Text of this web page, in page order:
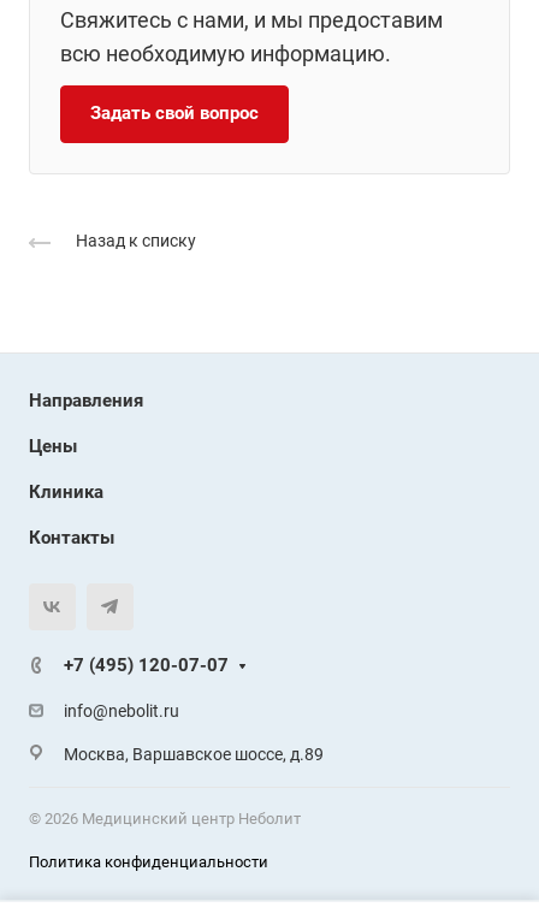
Свяжитесь с нами, и мы предоставим
всю необходимую информацию.
Задать свой вопрос
Назад к списку
Направления
Цены
Клиника
Контакты
+7 (495) 120-07-07
info@nebolit.ru
Москва, Варшавское шоссе, д.89
© 2026 Медицинский центр Неболит
Политика конфиденциальности